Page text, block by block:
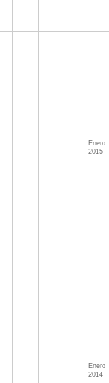
Enero
2015
Enero
2014